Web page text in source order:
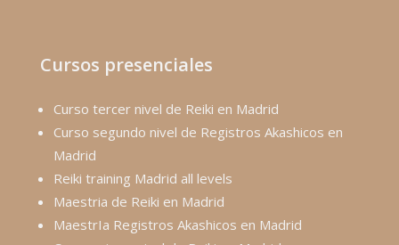
Cursos presenciales
Curso tercer nivel de Reiki en Madrid
Curso segundo nivel de Registros Akashicos en
Madrid
Reiki training Madrid all levels
Maestria de Reiki en Madrid
MaestrIa Registros Akashicos en Madrid